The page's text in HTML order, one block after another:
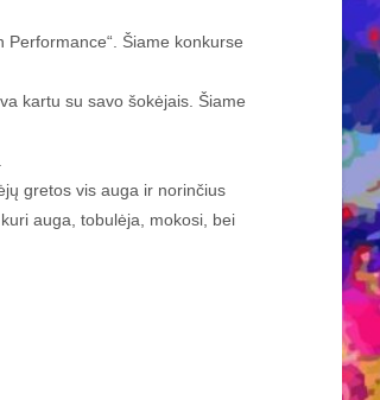
Šiame konkurse
kartu su savo šokėjais. Šiame
gretos vis auga ir norinčius
auga, tobulėja, mokosi, bei